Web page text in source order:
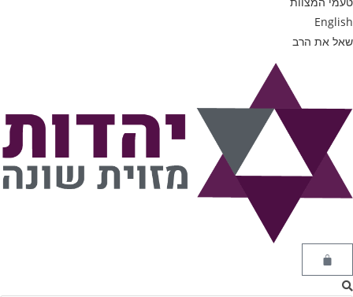
English
שאל את הרב